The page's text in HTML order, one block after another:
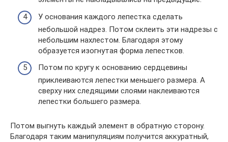
У основания каждого лепестка сделать
небольшой надрез. Потом склеить эти надрезы с
небольшим нахлестом. Благодаря этому
образуется изогнутая форма лепестков.
Потом по кругу к основанию сердцевины
приклеиваются лепестки меньшего размера. А
сверху них следящими слоями наклеиваются
лепестки большего размера.
Потом выгнуть каждый элемент в обратную сторону.
Благодаря таким манипуляциям получится аккуратный,